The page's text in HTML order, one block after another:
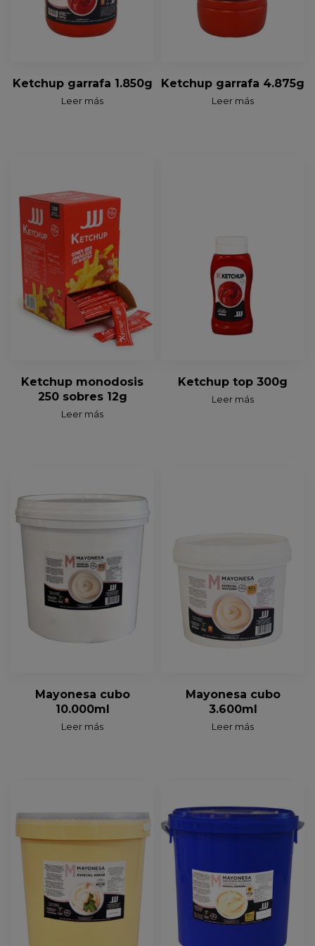
Ketchup garrafa 1.850g
Leer más
Ketchup garrafa 4.875g
Leer más
Ketchup monodosis
250 sobres 12g
Leer más
Ketchup top 300g
Leer más
Mayonesa cubo
10.000ml
Leer más
Mayonesa cubo
3.600ml
Leer más